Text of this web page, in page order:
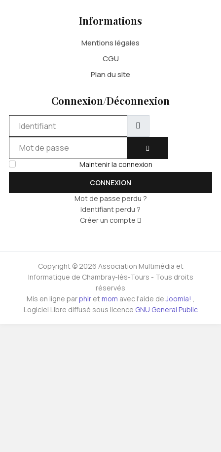
Informations
Mentions légales
CGU
Plan du site
Connexion/Déconnexion
AFFICHER LE MOT DE
Maintenir la connexion
CONNEXION
Mot de passe perdu ?
Identifiant perdu ?
Créer un compte
Copyright © 2026 Association Multimédia et
Informatique de Chambray-lès-Tours - Tous droits
réservés
Mis en ligne parphlretmom avec l'aide deJoomla! ,
Logiciel Libre diffusé sous licence GNU General Public